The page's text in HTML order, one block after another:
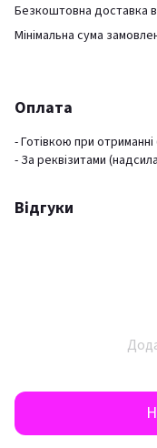
Безкоштовна доставка
Мінімальна сума
Оплата
- Готівкою при
- За реквізитами
Відгуки